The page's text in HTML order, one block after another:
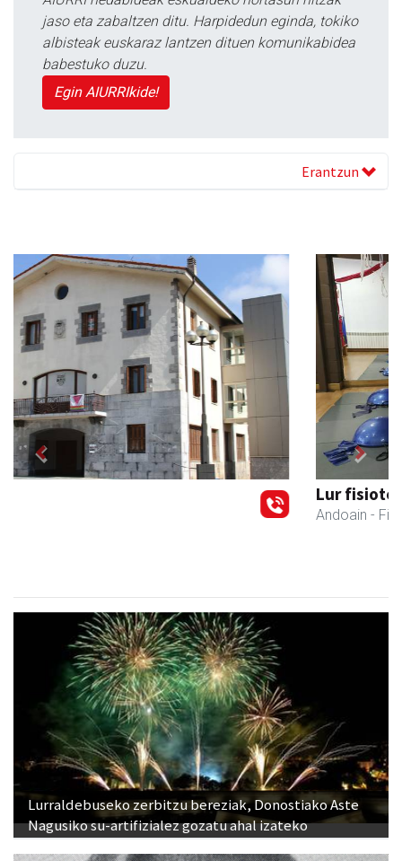
jaso eta zabaltzen ditu. Harpidedun eginda, tokiko
albisteak euskaraz lantzen dituen komunikabidea
babestuko duzu.
Egin AIURRIkide!
Erantzun
Lur fisioterapia eta pilates zentroa
Previous Next
Lurraldebuseko zerbitzu bereziak, Donostiako Aste
Nagusiko su-artifizialez gozatu ahal izateko